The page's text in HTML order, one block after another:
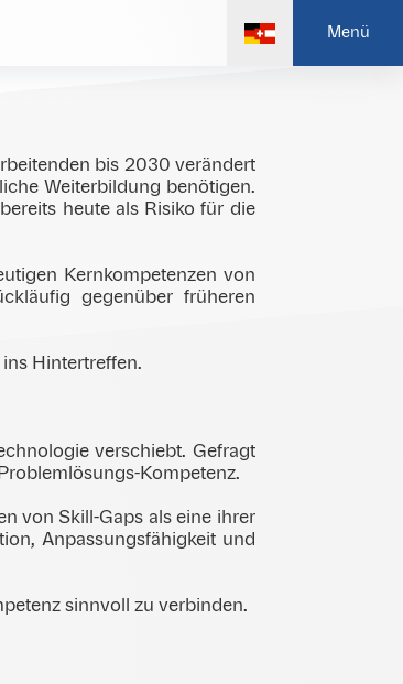
Menü
Technologien, allen voran
bis 2030 verändert
Weiterbildung benötigen.
heute als Risiko für die
Kernkompetenzen von
gegenüber früheren
Hintertreffen.
verschiebt. Gefragt
Kompetenz.
von Skill-Gaps als eine ihrer
Anpassungsfähigkeit und
sinnvoll zu verbinden.